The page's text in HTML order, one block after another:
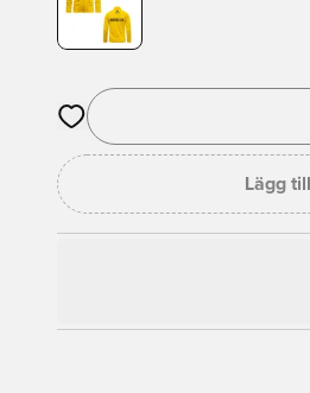
Öppnar en Modal för att
Lägg